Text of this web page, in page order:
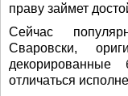
праву займет
Сейчас
Сваровски,
отличаться